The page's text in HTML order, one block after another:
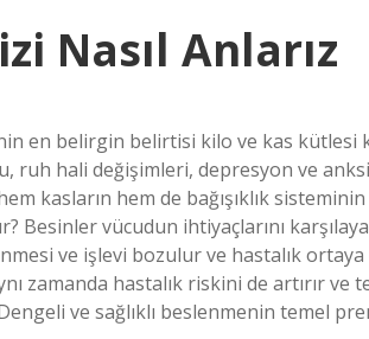
Nasıl Anlarız
en belirgin belirtisi kilo ve kas kütlesi
hali değişimleri, depresyon ve
kasların hem de bağışıklık
Besinler vücudun ihtiyaçlarını
ve işlevi bozulur ve hastalık ortaya
zamanda hastalık riskini de artırır ve
ve sağlıklı beslenmenin temel